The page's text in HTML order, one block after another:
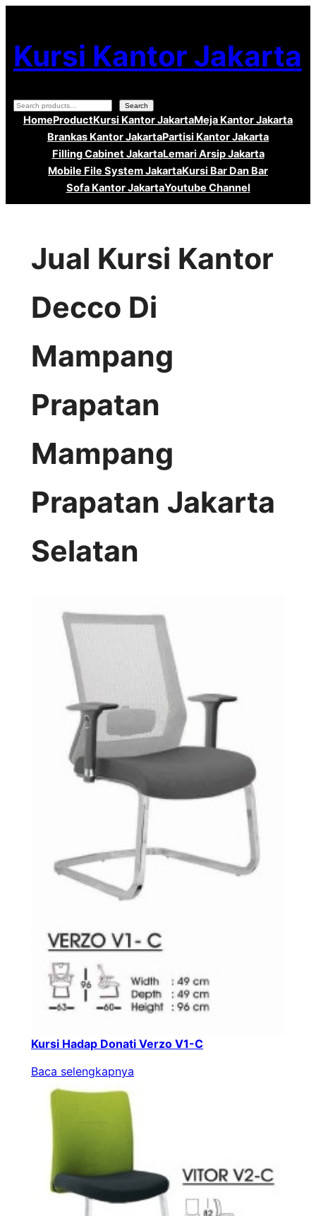
ke
konten
Kursi Kantor Jakarta
Search Search
HomeProductKursi Kantor JakartaMeja Kantor Jakarta
Brankas Kantor JakartaPartisi Kantor Jakarta
Filling Cabinet JakartaLemari Arsip Jakarta
Mobile File System JakartaKursi Bar Dan Bar
Sofa Kantor JakartaYoutube Channel
Jual Kursi Kantor
Decco Di
Mampang
Prapatan
Mampang
Prapatan Jakarta
Selatan
Kursi Hadap Donati Verzo V1-C
Baca selengkapnya